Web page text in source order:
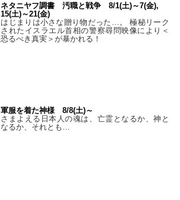
ネタニヤフ調書 汚職と戦争 8/1(土)～7(金),
15(土)～21(金)
はじまりは小さな贈り物だった…。 極秘リーク
されたイスラエル首相の警察尋問映像により＜
恐るべき真実＞が暴かれる！
軍服を着た神様 8/8(土)～
さまよえる日本人の魂は、亡霊となるか、神と
なるか、それとも…